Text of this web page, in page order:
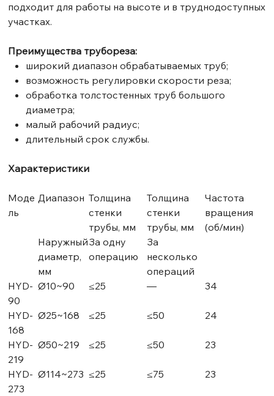
подходит для работы на высоте и в труднодоступных
участках.
Преимущества трубореза:
широкий диапазон обрабатываемых труб;
возможность регулировки скорости реза;
обработка толстостенных труб большого
диаметра;
малый рабочий радиус;
длительный срок службы.
Характеристики
Моде
ль
Диапазон Толщина
стенки
трубы, мм
Толщина
стенки
трубы, мм
Частота
вращения
(об/мин)
Наружный
диаметр,
мм
За одну
операцию
За
несколько
операций
HYD-
90
Ø10~90 ≤25 — 34
HYD-
168
Ø25~168 ≤25 ≤50 24
HYD-
219
Ø50~219 ≤25 ≤50 23
HYD-
273
Ø114~273 ≤25 ≤75 23